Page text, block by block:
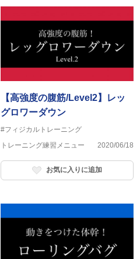
【高強度の腹筋/Level2】レッ
グロワーダウン
#フィジカルトレーニング
トレーニング練習メニュー
2020/06/18
お気に入りに追加